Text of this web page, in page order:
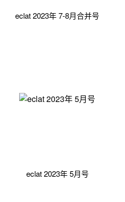
eclat 2023年 7-8月合并号
eclat 2023年 5月号